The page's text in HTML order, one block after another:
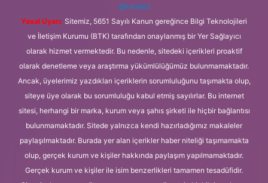
@karabul
Yasal Uyarı: Sitemiz, 5651 Sayılı Kanun gereğince Bilgi Teknolojileri
ve İletişim Kurumu (BTK) tarafından onaylanmış bir Yer Sağlayıcı
olarak hizmet vermektedir. Bu nedenle, sitedeki içerikleri proaktif
olarak denetleme veya araştırma yükümlülüğümüz bulunmamaktadır.
Ancak, üyelerimiz yazdıkları içeriklerin sorumluluğunu taşımakta olup,
siteye üye olarak bu sorumluluğu kabul etmiş sayılırlar. Bu internet
sitesi, herhangi bir marka, kurum veya şahıs şirketi ile hiçbir bağlantısı
bulunmamaktadır. Sitede yalnızca kendi hazırladığımız makaleler
paylaşılmaktadır. Burada yer alan içerikler haber niteliği taşımamakta
olup, gerçek kurum ve kişiler hakkında paylaşım yapılmamaktadır.
Gerçek kurum ve kişiler ile isim benzerlikleri tamamen tesadüfidir.